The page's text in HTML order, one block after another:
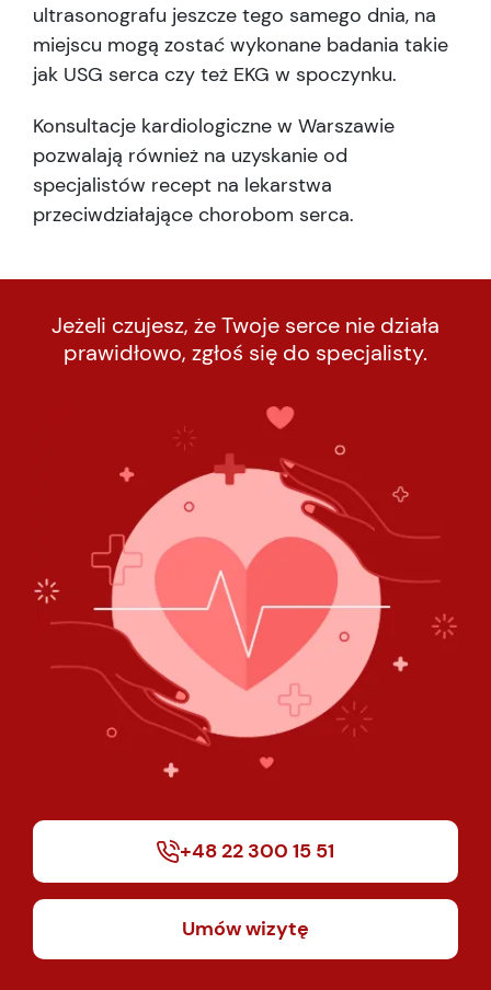
ultrasonografu jeszcze tego samego dnia, na
miejscu mogą zostać wykonane badania takie
jak USG serca czy też EKG w spoczynku.
Konsultacje kardiologiczne w Warszawie
pozwalają również na uzyskanie od
specjalistów recept na lekarstwa
przeciwdziałające chorobom serca.
Jeżeli czujesz, że Twoje serce nie działa
prawidłowo, zgłoś się do specjalisty.
+48 22 300 15 51
Umów wizytę